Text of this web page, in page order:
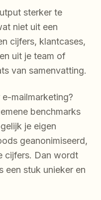
sterker te
niet uit een
cijfers, klantcases,
uit je team of
van samenvatting.
mailmarketing?
benchmarks
je eigen
geanonimiseerd,
cijfers. Dan wordt
een stuk unieker en